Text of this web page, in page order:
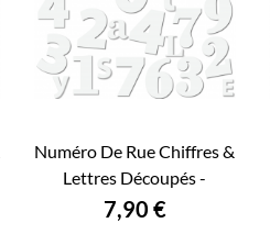
APERÇU RAPIDE
Numéro De Rue Chiffres &
Lettres Découpés -
Numéro De Maison...
Prix
7,90 €